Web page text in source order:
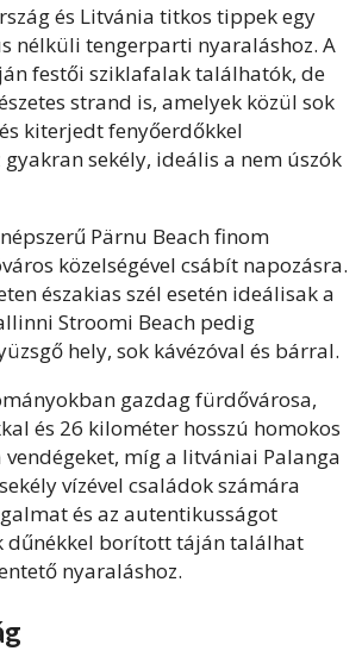
és Litvánia titkos tippek egy
nélküli tengerparti nyaraláshoz. A
festői sziklafalak találhatók, de
strand is, amelyek közül sok
kiterjedt fenyőerdőkkel
gyakran sekély, ideális a nem úszók
Pärnu Beach finom
közelségével csábít napozásra.
északias szél esetén ideálisak a
Stroomi Beach pedig
hely, sok kávézóval és bárral.
gazdag fürdővárosa,
és 26 kilométer hosszú homokos
míg a litvániai Palanga
vízével családok számára
és az autentikusságot
dűnékkel borított táján találhat
nyaraláshoz.